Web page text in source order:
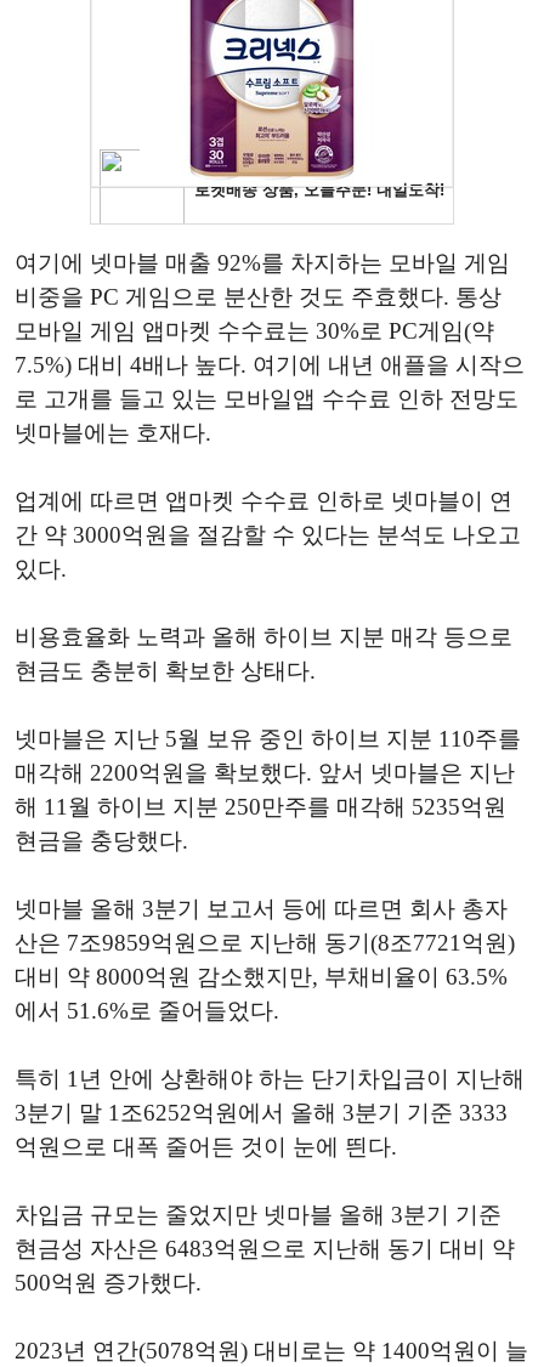
여기에 넷마블 매출 92%를 차지하는 모바일 게임
비중을 PC 게임으로 분산한 것도 주효했다. 통상
모바일 게임 앱마켓 수수료는 30%로 PC게임(약
7.5%) 대비 4배나 높다. 여기에 내년 애플을 시작으
로 고개를 들고 있는 모바일앱 수수료 인하 전망도
넷마블에는 호재다.
업계에 따르면 앱마켓 수수료 인하로 넷마블이 연
간 약 3000억원을 절감할 수 있다는 분석도 나오고
있다.
비용효율화 노력과 올해 하이브 지분 매각 등으로
현금도 충분히 확보한 상태다.
넷마블은 지난 5월 보유 중인 하이브 지분 110주를
매각해 2200억원을 확보했다. 앞서 넷마블은 지난
해 11월 하이브 지분 250만주를 매각해 5235억원
현금을 충당했다.
넷마블 올해 3분기 보고서 등에 따르면 회사 총자
산은 7조9859억원으로 지난해 동기(8조7721억원)
대비 약 8000억원 감소했지만, 부채비율이 63.5%
에서 51.6%로 줄어들었다.
특히 1년 안에 상환해야 하는 단기차입금이 지난해
3분기 말 1조6252억원에서 올해 3분기 기준 3333
억원으로 대폭 줄어든 것이 눈에 띈다.
차입금 규모는 줄었지만 넷마블 올해 3분기 기준
현금성 자산은 6483억원으로 지난해 동기 대비 약
500억원 증가했다.
2023년 연간(5078억원) 대비로는 약 1400억원이 늘